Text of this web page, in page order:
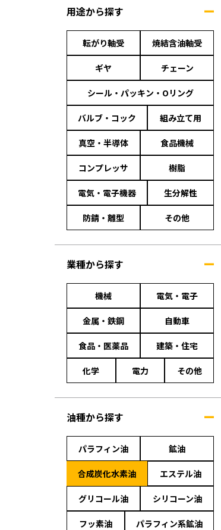
用途から探す
転がり軸受 焼結含油軸受
ギヤ チェーン
シール・パッキン・Oリング
バルブ・コック 組み立て用
真空・半導体 食品機械
コンプレッサ 樹脂
電気・電子機器 生分解性
防錆・離型 その他
業種から探す
機械 電気・電子
金属・鉄鋼 自動車
食品・医薬品 建築・住宅
化学 電力 その他
油種から探す
パラフィン油 鉱油
合成炭化水素油 エステル油
グリコール油 シリコーン油
フッ素油 パラフィン系鉱油